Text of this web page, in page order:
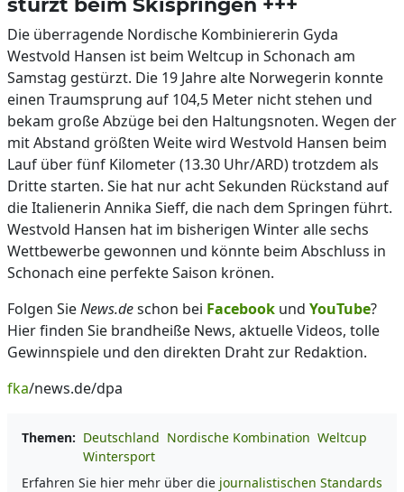
Die überragende Nordische Kombiniererin Gyda
Westvold Hansen ist beim Weltcup in Schonach am
Samstag gestürzt. Die 19 Jahre alte Norwegerin konnte
einen Traumsprung auf 104,5 Meter nicht stehen und
bekam große Abzüge bei den Haltungsnoten. Wegen der
mit Abstand größten Weite wird Westvold Hansen beim
Lauf über fünf Kilometer (13.30 Uhr/ARD) trotzdem als
Dritte starten. Sie hat nur acht Sekunden Rückstand auf
die Italienerin Annika Sieff, die nach dem Springen führt.
Westvold Hansen hat im bisherigen Winter alle sechs
Wettbewerbe gewonnen und könnte beim Abschluss in
Schonach eine perfekte Saison krönen.
Folgen SieNews.deschon bei Facebook und YouTube?
Hier finden Sie brandheiße News, aktuelle Videos, tolle
Gewinnspiele und den direkten Draht zur Redaktion.
fka/news.de/dpa
Themen: Deutschland Nordische Kombination Weltcup
Wintersport
Erfahren Sie hier mehr über die journalistischen Standards